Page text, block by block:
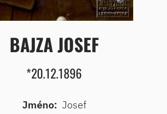
BAJZA JOSEF
*20.12.1896
Jméno: Josef